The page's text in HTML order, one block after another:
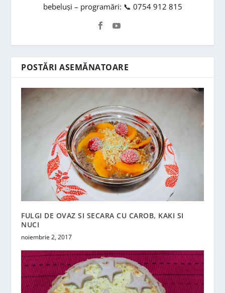
bebeluși – programări: 📞 0754 912 815
POSTĂRI ASEMĂNATOARE
FULGI DE OVAZ SI SECARA CU CAROB, KAKI SI
NUCI
noiembrie 2, 2017